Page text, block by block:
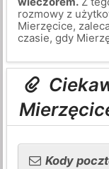
rozmowy z
Mierzęcice,
czasie, gdy
Kody